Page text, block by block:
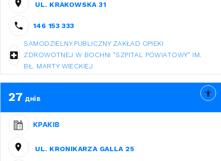
UL. KRAKOWSKA 31
146 153 333
SAMODZIELNY PUBLICZNY ZAKŁAD OPIEKI
ZDROWOTNEJ W BOCHNI "SZPITAL POWIATOWY" IM.
BŁ. MARTY WIECKIEJ
27 днів
КРАКІВ
UL. KRONIKARZA GALLA 25